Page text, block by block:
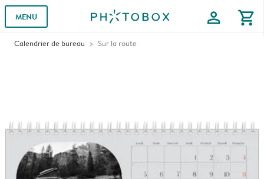
MENU profile shopping_cart
Calendrier de bureau Sur la route